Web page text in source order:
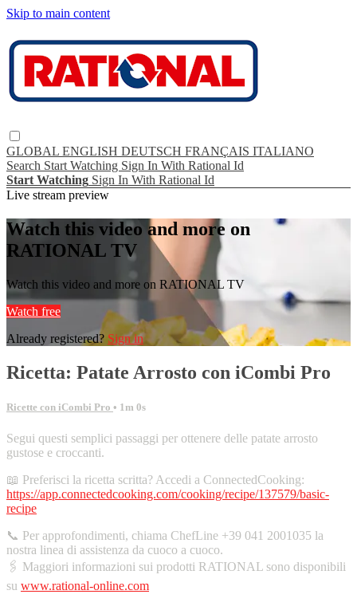
Skip to main content
GLOBAL ENGLISH DEUTSCH FRANÇAIS ITALIANO
Search Start Watching Sign In With Rational Id
Start Watching Sign In With Rational Id
Live stream preview
Watch this video and more on
RATIONAL TV
Watch this video and more on RATIONAL TV
Watch free
Already registered? Sign in
Ricetta: Patate Arrosto con iCombi Pro
Ricette con iCombi Pro • 1m 0s
Segui questi semplici passaggi per ottenere delle patate arrosto
gustose e croccanti.
📖 Preferisci la ricetta scritta? Accedi a ConnectedCooking:
https://app.connectedcooking.com/cooking/recipe/137579/basic-
recipe
📞 Per approfondimenti, chiama ChefLine +39 041 2001035 la
nostra linea di assistenza da cuoco a cuoco.
🖇️ Maggiori informazioni sui prodotti RATIONAL sono disponibili
su www.rational-online.com